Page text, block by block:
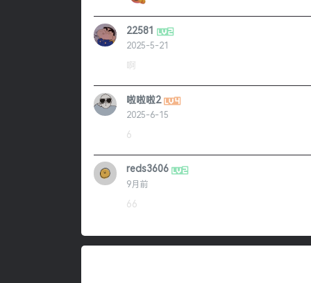
22581
2025-5-21
啊
啦啦啦2
2025-6-15
6
reds3606
9月前
66